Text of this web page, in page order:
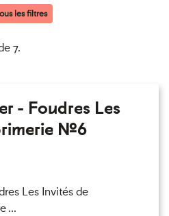
les filtres
7.
- Foudres Les
n°6
Les Invités de
...